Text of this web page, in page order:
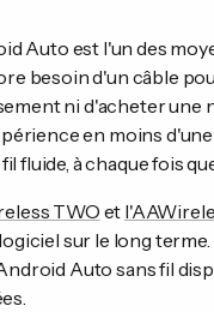
Auto est l'un des
besoin d'un câble
ni d'acheter une
en moins
à chaque fois
TWOet
sur le long
Auto sans fil